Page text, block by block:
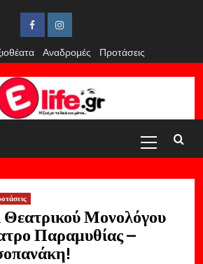
FacebookInstagram
Αναδρομές Προτάσεις
Menu
Μονολόγου
Παραμυθίας –